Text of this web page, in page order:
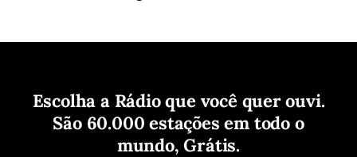
Escolha a Rádio que você quer ouvi.
São 60.000 estações em todo o
mundo, Grátis.